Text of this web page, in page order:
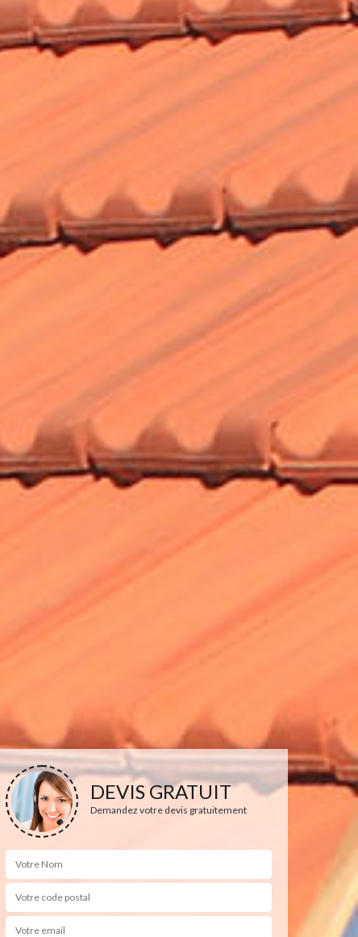
DEVIS GRATUIT
Demandez votre devis gratuitement